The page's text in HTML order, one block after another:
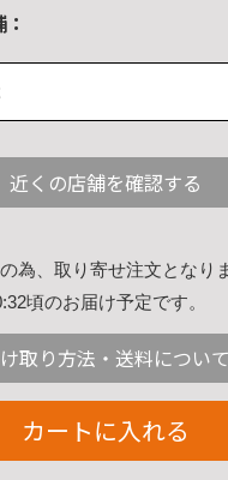
近くの店舗を確認する
為、取り寄せ注文となり
頃のお届け予定です。
取り方法・送料について
カートに入れる